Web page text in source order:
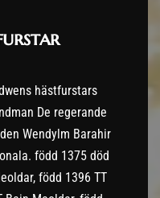
hästfurstars
De regerande
Wendylm Barahir
född 1375 död
född 1396 TT